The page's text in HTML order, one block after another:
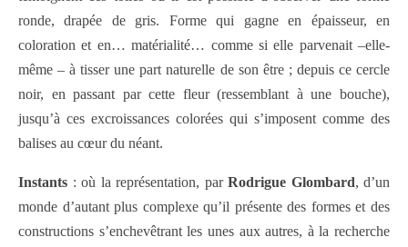
ronde, drapée de gris. Forme qui gagne en épaisseur, en
coloration et en… matérialité… comme si elle parvenait –elle-
même – à tisser une part naturelle de son être ; depuis ce cercle
noir, en passant par cette fleur (ressemblant à une bouche),
jusqu’à ces excroissances colorées qui s’imposent comme des
balises au cœur du néant.
Instants : où la représentation, par Rodrigue Glombard, d’un
monde d’autant plus complexe qu’il présente des formes et des
constructions s’enchevêtrant les unes aux autres, à la recherche